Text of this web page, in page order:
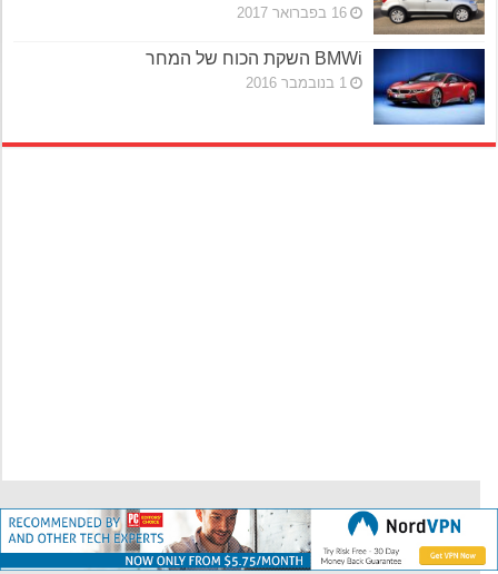
16 בפברואר 2017
BMWi השקת הכוח של המחר
1 בנובמבר 2016